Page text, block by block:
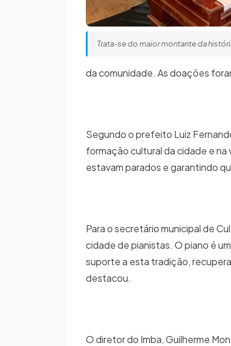
Trata-se do maior montante da
da comunidade. As doações
Segundo o prefeito Luiz
formação cultural da cidade e
estavam parados e garantindo
Para o secretário municipal de
cidade de pianistas. O piano é
suporte a esta tradição,
destacou.
O diretor do Imba, Guilherme